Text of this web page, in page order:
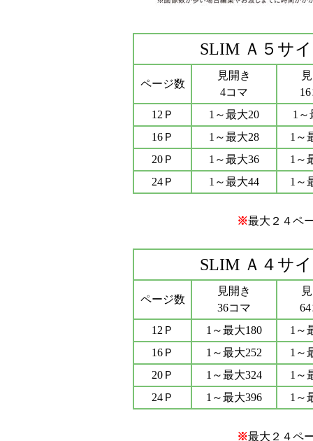
SLIM Ａ５サ
ページ数
見開き
4コマ
12Ｐ
1～最大20
1～
16Ｐ
1～最大28
1～
20Ｐ
1～最大36
1～
24Ｐ
1～最大44 1～
※最大２４ペ
SLIM Ａ４サ
ページ数
見開き
36コマ
12Ｐ
1～最大180
1～
16Ｐ
1～最大252
1～
20Ｐ
1～最大324
1～
24Ｐ
1～最大396 1～
※最大２４ペ